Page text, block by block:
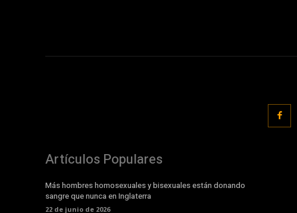
Artículos Populares
Más hombres homosexuales y bisexuales están donando
sangre que nunca en Inglaterra
22 de junio de 2026